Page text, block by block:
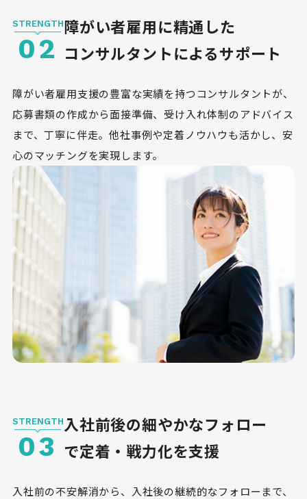
STRENGTH
02
障がい者雇用に精通した
コンサルタントによるサポート
障がい者雇用支援の豊富な実績を持つコンサルタントが、
応募書類の作成から面接準備、受け入れ体制のアドバイス
まで、丁寧に伴走。他社事例や定着ノウハウも活かし、安
心のマッチングを実現します。
STRENGTH
03
入社前後の細やかなフォロー
で定着・戦力化を支援
入社前の不安解消から、入社後の継続的なフォローまで、